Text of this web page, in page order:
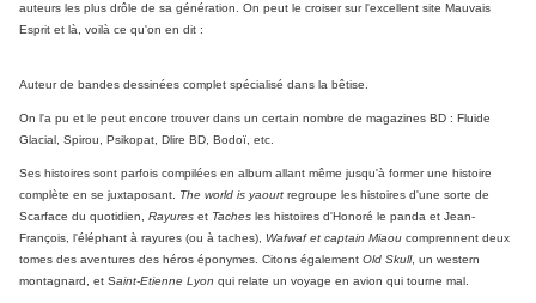
auteurs les plus drôle de sa génération. On peut le croiser sur l'excellent site Mauvais
Esprit et là, voilà ce qu'on en dit :
Auteur de bandes dessinées complet spécialisé dans la bêtise.
On l'a pu et le peut encore trouver dans un certain nombre de magazines BD : Fluide
Glacial, Spirou, Psikopat, Dlire BD, Bodoï, etc.
Ses histoires sont parfois compilées en album allant même jusqu'à former une histoire
complète en se juxtaposant. The world is yaourt regroupe les histoires d'une sorte de
Scarface du quotidien, Rayures et Taches les histoires d'Honoré le panda et Jean-
François, l'éléphant à rayures (ou à taches), Wafwaf et captain Miaou comprennent deux
tomes des aventures des héros éponymes. Citons également Old Skull, un western
montagnard, et Saint-Etienne Lyon qui relate un voyage en avion qui tourne mal.